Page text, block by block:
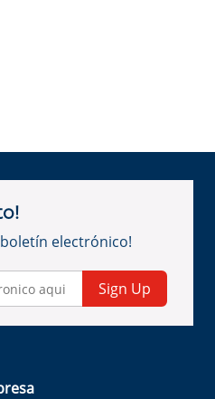
electrónico!
Sign Up